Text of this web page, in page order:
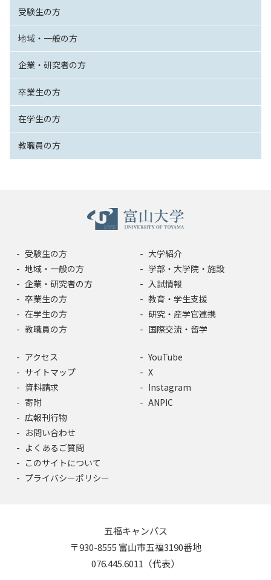
受験生の方
地域・一般の方
企業・研究者の方
卒業生の方
在学生の方
教職員の方
受験生の方
地域・一般の方
企業・研究者の方
卒業生の方
在学生の方
教職員の方
大学紹介
学部・大学院・施設
入試情報
教育・学生支援
研究・産学官連携
国際交流・留学
アクセス
サイトマップ
資料請求
寄附
広報刊行物
お問い合わせ
よくあるご質問
このサイトについて
プライバシーポリシー
YouTube
X
Instagram
ANPIC
五福キャンパス
〒930-8555 富山市五福3190番地
076.445.6011（代表）